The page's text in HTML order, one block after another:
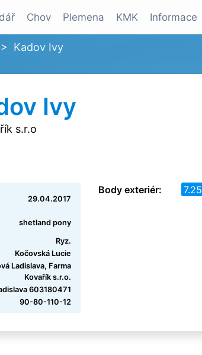
Chov Plemena KMK Informace
> Kadov Ivy
Ivy
s.r.o
29.04.2017
shetland pony
Ryz.
Kočovská Lucie
Ladislava, Farma
Kovařík s.r.o.
603180471
90-80-110-12
Body exteriér: 7.25